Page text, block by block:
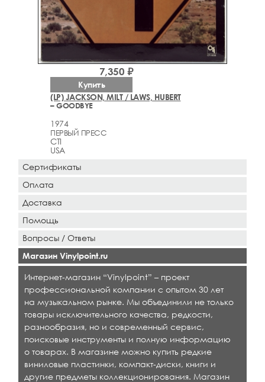
(LP) JACKSON, MILT / LAWS, HUBERT
– GOODBYE
1974
ПЕРВЫЙ ПРЕСС
CTI
USA
7,350 ₽
Купить
Сертификаты
Оплата
Доставка
Помощь
Вопросы / Ответы
Магазин Vinylpoint.ru
Интернет-магазин “Vinylpoint” – проект
профессиональной компании с опытом 30 лет
на музыкальном рынке. Мы объединили не только
товары исключительного качества, редкости,
разнообразия, но и современный сервис,
поисковые инструменты и полную информацию
о товарах. В магазине можно купить редкие
виниловые пластинки, компакт-диски, книги и
другие предметы коллекционирования. Магазин